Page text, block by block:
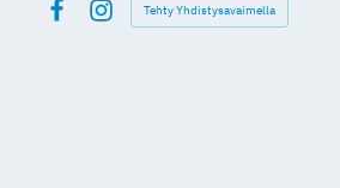
Instagram
Tehty Yhdistysavaimella